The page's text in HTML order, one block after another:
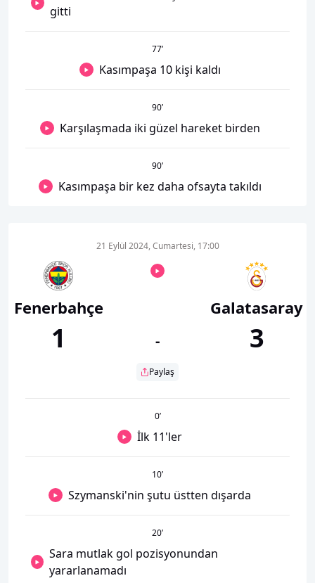
gitti
77’
Kasımpaşa 10 kişi kaldı
90’
Karşılaşmada iki güzel hareket birden
90’
Kasımpaşa bir kez daha ofsayta takıldı
Fenerbahçe
1
21 Eylül 2024, Cumartesi, 17:00
-
Paylaş
Galatasaray
3
0’
İlk 11'ler
10’
Szymanski'nin şutu üstten dışarda
20’
Sara mutlak gol pozisyonundan
yararlanamadı